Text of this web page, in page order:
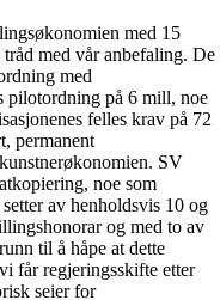
med 15
med vår anbefaling. De
med
pilotordning på 6 mill, noe
felles krav på 72
permanent
SV
noe som
av henholdsvis 10 og
og med to av
til å håpe at dette
får regjeringsskifte etter
seier for